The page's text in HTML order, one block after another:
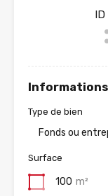
ID
Informations
Type de bien
Fonds ou
Surface
100 m²